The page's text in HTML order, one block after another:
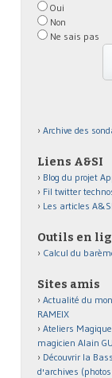
Oui
Non
Ne sais pas
Archive des
Liens A&SI
Blog du projet
Fil twitter
Les articles
Outils en
Calcul du
Sites amis
Actualité du
RAMEIX
Ateliers
magicien Alain
Découvrir la
d'archives